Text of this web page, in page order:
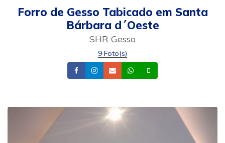
Forro de Gesso Tabicado em Santa
Bárbara d´Oeste
SHR Gesso
9 Foto(s)
FacebookInstagram
Email Whatsapp